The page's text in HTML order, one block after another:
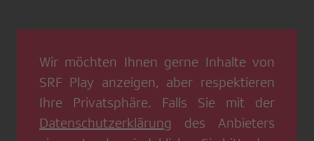
Wir möchten Ihnen gerne Inhalte von
SRF Play anzeigen, aber respektieren
Ihre Privatsphäre. Falls Sie mit der
Datenschutzerklärung des Anbieters